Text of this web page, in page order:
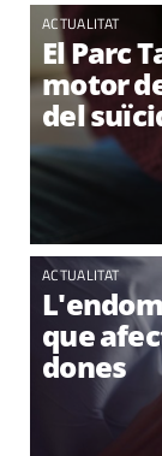
ACTUALITAT
El Parc
motor
del
ACTUALITAT
que
dones